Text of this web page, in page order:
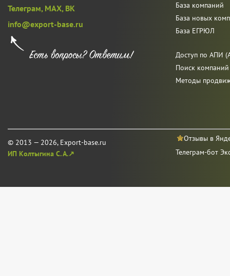
Телеграм, MAX, ВК
info@export-base.ru
© 2013 — 2026, Export-base.ru
ИП Колтыгина С. А.↗
База компаний
База новых
База ЕГРЮЛ
Доступ по АПИ
Поиск
Методы
Отзывы в
Телеграм-бот